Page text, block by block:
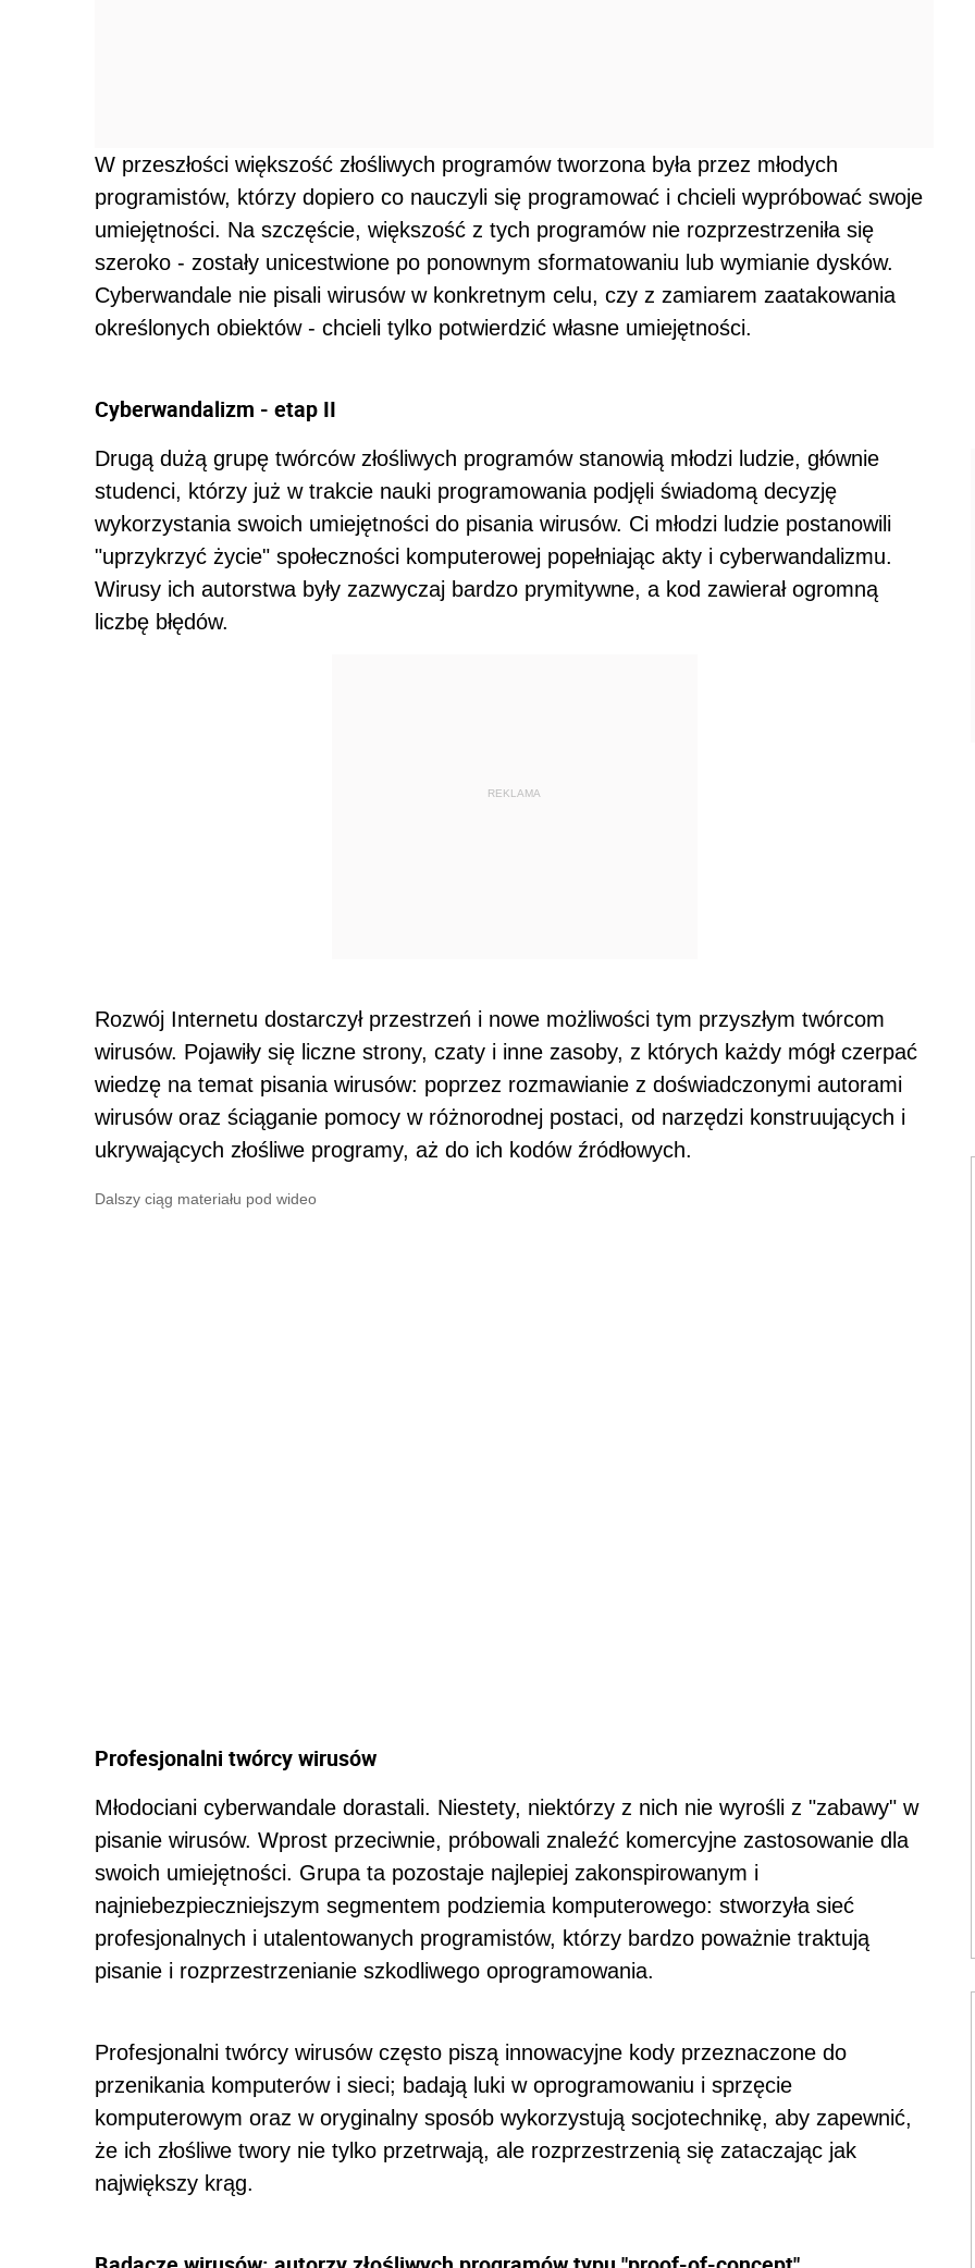
W przeszłości większość złośliwych programów tworzona była przez młodych
programistów, którzy dopiero co nauczyli się programować i chcieli wypróbować swoje
umiejętności. Na szczęście, większość z tych programów nie rozprzestrzeniła się
szeroko - zostały unicestwione po ponownym sformatowaniu lub wymianie dysków.
Cyberwandale nie pisali wirusów w konkretnym celu, czy z zamiarem zaatakowania
określonych obiektów - chcieli tylko potwierdzić własne umiejętności.
Cyberwandalizm - etap II
Drugą dużą grupę twórców złośliwych programów stanowią młodzi ludzie, głównie
studenci, którzy już w trakcie nauki programowania podjęli świadomą decyzję
wykorzystania swoich umiejętności do pisania wirusów. Ci młodzi ludzie postanowili
"uprzykrzyć życie" społeczności komputerowej popełniając akty i cyberwandalizmu.
Wirusy ich autorstwa były zazwyczaj bardzo prymitywne, a kod zawierał ogromną
liczbę błędów.
REKLAMA
Rozwój Internetu dostarczył przestrzeń i nowe możliwości tym przyszłym twórcom
wirusów. Pojawiły się liczne strony, czaty i inne zasoby, z których każdy mógł czerpać
wiedzę na temat pisania wirusów: poprzez rozmawianie z doświadczonymi autorami
wirusów oraz ściąganie pomocy w różnorodnej postaci, od narzędzi konstruujących i
ukrywających złośliwe programy, aż do ich kodów źródłowych.
Dalszy ciąg materiału pod wideo
Profesjonalni twórcy wirusów
Młodociani cyberwandale dorastali. Niestety, niektórzy z nich nie wyrośli z "zabawy" w
pisanie wirusów. Wprost przeciwnie, próbowali znaleźć komercyjne zastosowanie dla
swoich umiejętności. Grupa ta pozostaje najlepiej zakonspirowanym i
najniebezpieczniejszym segmentem podziemia komputerowego: stworzyła sieć
profesjonalnych i utalentowanych programistów, którzy bardzo poważnie traktują
pisanie i rozprzestrzenianie szkodliwego oprogramowania.
Profesjonalni twórcy wirusów często piszą innowacyjne kody przeznaczone do
przenikania komputerów i sieci; badają luki w oprogramowaniu i sprzęcie
komputerowym oraz w oryginalny sposób wykorzystują socjotechnikę, aby zapewnić,
że ich złośliwe twory nie tylko przetrwają, ale rozprzestrzenią się zataczając jak
największy krąg.